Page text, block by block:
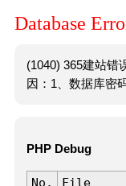
Database
(1040) 365建站错
因：1、数据库密
PHP Debug
No. File